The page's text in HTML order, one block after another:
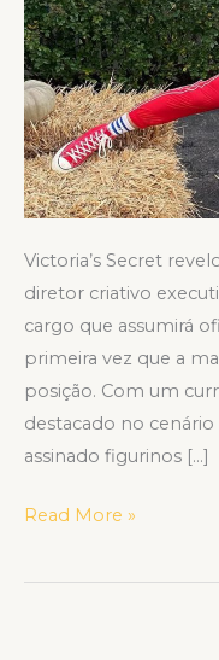
Victoria’s Secret
diretor criativo
cargo que assumirá
primeira vez que a
posição. Com um
destacado no
assinado figurinos […]
Read More »